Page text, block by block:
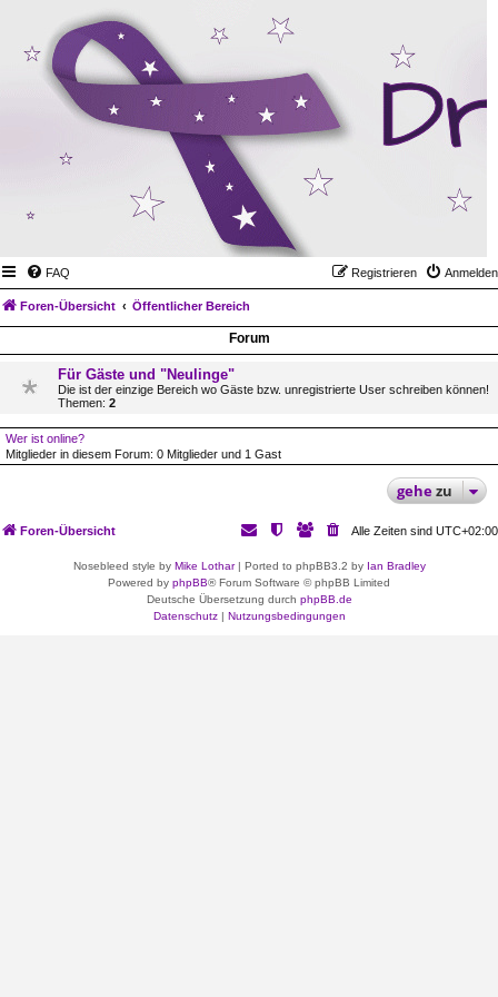
FAQ Anmelden
Registrieren
Foren-Übersicht Öffentlicher Bereich
Forum
Für Gäste und "Neulinge"
Die ist der einzige Bereich wo Gäste bzw. unregistrierte User schreiben können!
Themen: 2
Wer ist online?
Mitglieder in diesem Forum: 0 Mitglieder und 1 Gast
gehezu
Foren-Übersicht Alle Zeiten sind UTC+02:00
Nosebleed style by Mike Lothar| Ported to phpBB3.2 by Ian Bradley
Powered by phpBB® Forum Software © phpBB Limited
Deutsche Übersetzung durch phpBB.de
Datenschutz| Nutzungsbedingungen